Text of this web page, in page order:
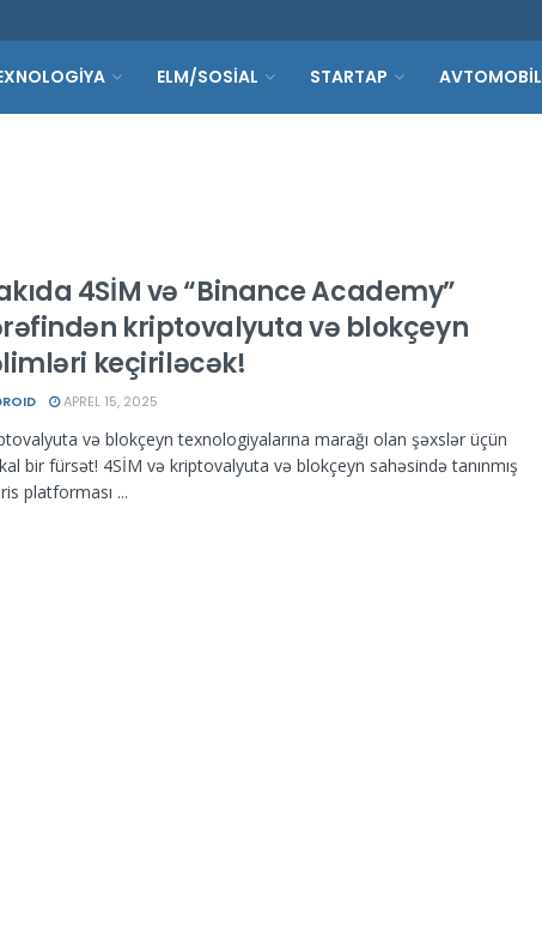
ELM/SOSİAL STARTAP AVTOMOBİL
4SİM və “Binance Academy”
kriptovalyuta və blokçeyn
keçiriləcək!
APREL 15, 2025
və blokçeyn texnologiyalarına marağı olan şəxslər üçün
bir fürsət! 4SİM və kriptovalyuta və blokçeyn sahəsində tanınmış
platforması ...